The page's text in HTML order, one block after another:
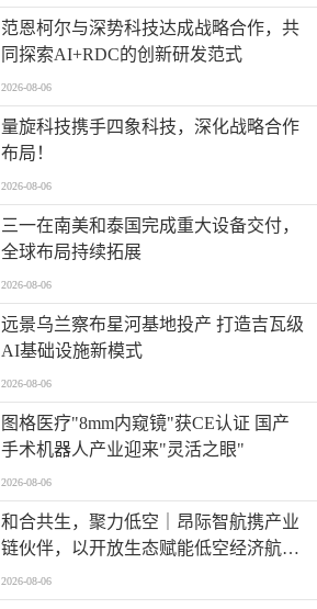
范恩柯尔与深势科技达成战略合作，共
同探索AI+RDC的创新研发范式
2026-08-06
量旋科技携手四象科技，深化战略合作
布局！
2026-08-06
三一在南美和泰国完成重大设备交付，
全球布局持续拓展
2026-08-06
远景乌兰察布星河基地投产 打造吉瓦级
AI基础设施新模式
2026-08-06
图格医疗"8mm内窥镜"获CE认证 国产
手术机器人产业迎来"灵活之眼"
2026-08-06
和合共生，聚力低空｜昂际智航携产业
链伙伴，以开放生态赋能低空经济航电
与飞控高质量发展
2026-08-06